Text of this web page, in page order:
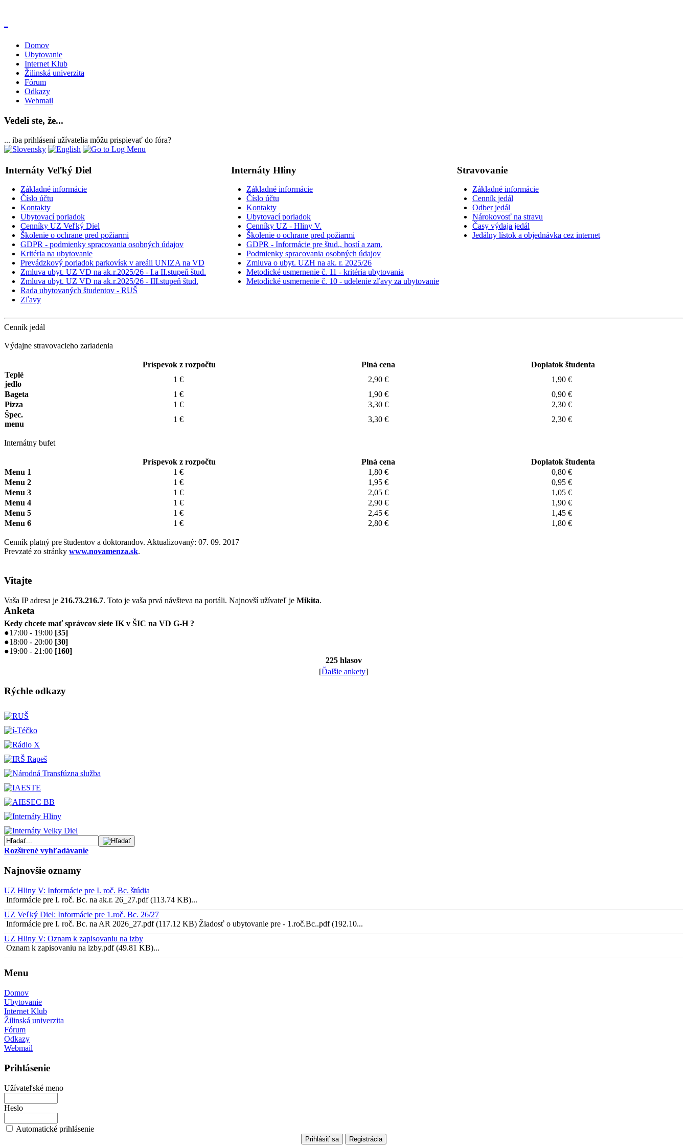
Domov
Ubytovanie
Internet Klub
Žilinská univerzita
Fórum
Odkazy
Webmail
Vedeli ste, že...
... iba prihlásení užívatelia môžu prispievať do fóra?
Internáty Veľký Diel Internáty Hliny Stravovanie
Základné informácie
Číslo účtu
Kontakty
Ubytovací poriadok
Cenníky UZ Veľký Diel
Školenie o ochrane pred požiarmi
GDPR - podmienky spracovania osobných údajov
Kritéria na ubytovanie
Prevádzkový poriadok parkovísk v areáli UNIZA na VD
Zmluva ubyt. UZ VD na ak.r.2025/26 - I.a II.stupeň štud.
Zmluva ubyt. UZ VD na ak.r.2025/26 - III.stupeň štud.
Rada ubytovaných študentov - RUŠ
Zľavy
Základné informácie
Číslo účtu
Kontakty
Ubytovací poriadok
Cenníky UZ - Hliny V.
Školenie o ochrane pred požiarmi
GDPR - Informácie pre štud., hostí a zam.
Podmienky spracovania osobných údajov
Zmluva o ubyt. UZH na ak. r. 2025/26
Metodické usmernenie č. 11 - kritéria ubytovania
Metodické usmernenie č. 10 - udelenie zľavy za ubytovanie
Základné informácie
Cenník jedál
Odber jedál
Nárokovosť na stravu
Časy výdaja jedál
Jedálny lístok a objednávka cez internet
Cenník jedál
Výdajne stravovacieho zariadenia
Príspevok z rozpočtu Plná cena
Doplatok študenta
Teplé
jedlo
1 € 2,90 €
1,90 €
Bageta
1 € 1,90 €
0,90 €
Pizza
1 € 3,30 €
2,30 €
Špec.
menu
1 € 3,30 € 2,30 €
Internátny bufet
Príspevok z rozpočtu Plná cena
Doplatok študenta
Menu 1
1 € 1,80 €
0,80 €
Menu 2
1 € 1,95 €
0,95 €
Menu 3
1 € 2,05 €
1,05 €
Menu 4
1 € 2,90 €
1,90 €
Menu 5
1 € 2,45 €
1,45 €
Menu 6
1 € 2,80 € 1,80 €
Cenník platný pre študentov a doktorandov. Aktualizovaný: 07. 09. 2017
Prevzaté zo stránky www.novamenza.sk.
Vitajte
Vaša IP adresa je 216.73.216.7. Toto je vaša prvá návšteva na portáli. Najnovší užívateľ je Mikita.
Anketa
Kedy chcete mať správcov siete IK v ŠIC na VD G-H ?
●17:00 - 19:00 [35]
●18:00 - 20:00 [30]
●19:00 - 21:00 [160]
225 hlasov
[Ďalšie ankety]
Rýchle odkazy
Rozšírené vyhľadávanie
Najnovšie oznamy
UZ Hliny V: Informácie pre I. roč. Bc. štúdia
Informácie pre I. roč. Bc. na ak.r. 26_27.pdf (113.74 KB)...
UZ Veľký Diel: Informácie pre 1.roč. Bc. 26/27
Informácie pre I. roč. Bc. na AR 2026_27.pdf (117.12 KB) Žiadosť o ubytovanie pre - 1.roč.Bc..pdf (192.10...
UZ Hliny V: Oznam k zapisovaniu na izby
Oznam k zapisovaniu na izby.pdf (49.81 KB)...
Menu
Domov
Ubytovanie
Internet Klub
Žilinská univerzita
Fórum
Odkazy
Webmail
Prihlásenie
Užívateľské meno
Heslo
Automatické prihlásenie